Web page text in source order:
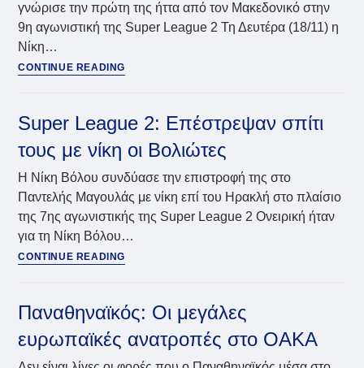
στη
Θεσσαλονίκη
γνώρισε την πρώτη της ήττα από τον Μακεδονικό στην
9η αγωνιστική της Super League 2 Τη Δευτέρα (18/11) η
Νίκη…
CONTINUE READING
Μακεδονικός
έσπασε
αήττητο
σερί
της
Super League 2: Επέστρεψαν σπίτι
τους με νίκη οι Βολιώτες
Η Νίκη Βόλου συνδύασε την επιστροφή της στο
Παντελής Μαγουλάς με νίκη επί του Ηρακλή στο πλαίσιο
της 7ης αγωνιστικής της Super League 2 Ονειρική ήταν
για τη Νίκη Βόλου…
CONTINUE READING
Επέστρεψαν
σπίτι
τους
Παναθηναϊκός: Οι μεγάλες
ευρωπαϊκές ανατροπές στο ΟΑΚΑ